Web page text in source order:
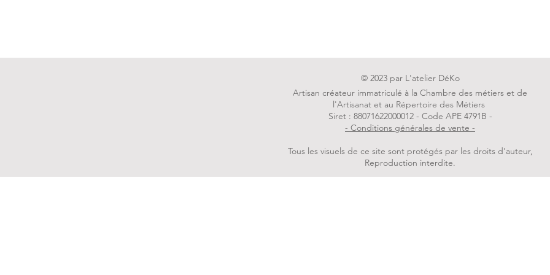
© 2023 par L'atelier DéKo
Artisan créateur immatriculé à la Chambre des métiers et de
l'Artisanat et au Répertoire des Métiers
Siret : 88071622000012 - Code APE 4791B -
- Conditions générales de vente -
Tous les visuels de ce site sont protégés par les droits d'auteur,
Reproduction interdite.